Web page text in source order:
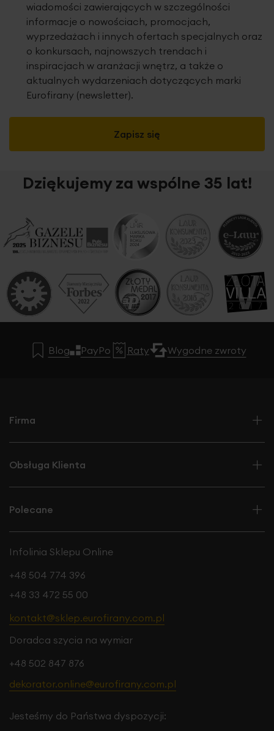
Zapisz się
wiadomości zawierających w szczególności
informacje o nowościach, promocjach,
wyprzedażach i innych ofertach specjalnych oraz
o konkursach, najnowszych trendach i
inspiracjach w aranżacji wnętrz, a także o
aktualnych wydarzeniach dotyczących marki
Eurofirany (newsletter).
Dziękujemy za wspólne 35 lat!
Blog PayPo Raty Wygodne zwroty
Firma
Obsługa Klienta
Polecane
Infolinia Sklepu Online
+48 504 774 396
+48 33 472 55 00
kontakt@sklep.eurofirany.com.pl
Doradca szycia na wymiar
+48 502 847 876
dekorator.online@eurofirany.com.pl
Jesteśmy do Państwa dyspozycji: